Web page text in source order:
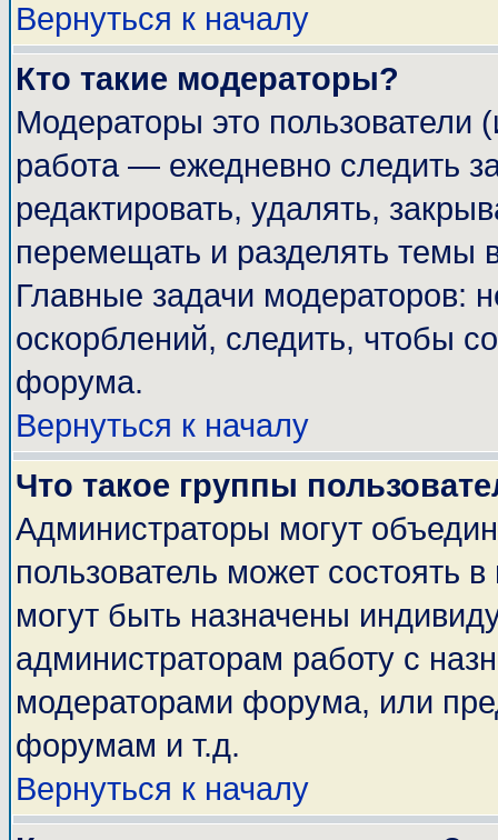
Вернуться к началу
Кто такие модераторы?
Модераторы это пользователи
работа — ежедневно следить
редактировать, удалять,
перемещать и разделять темы
Главные задачи модераторов:
оскорблений, следить, чтобы
форума.
Вернуться к началу
Что такое группы
Администраторы могут
пользователь может состоять
могут быть назначены
администраторам работу с
модераторами форума, или
форумам и т.д.
Вернуться к началу